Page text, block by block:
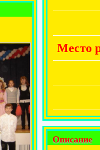
Описание